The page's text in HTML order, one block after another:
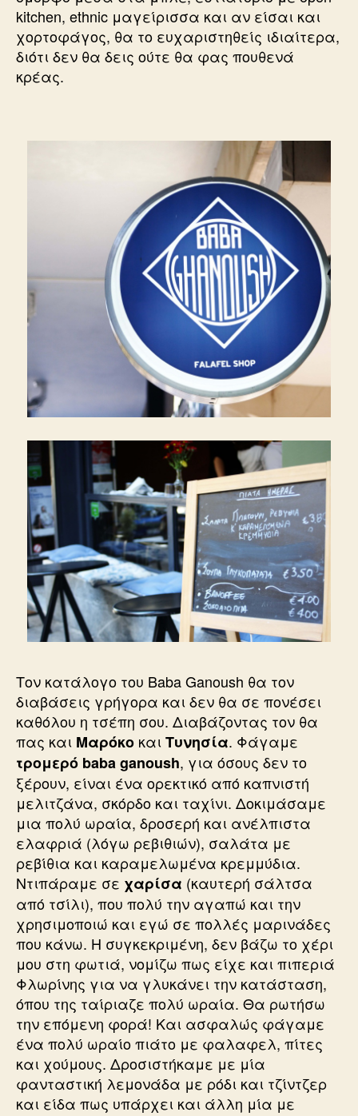
kitchen, ethnic μαγείρισσα και αν είσαι και
χορτοφάγος, θα το ευχαριστηθείς ιδιαίτερα,
διότι δεν θα δεις ούτε θα φας πουθενά
κρέας.
Τον κατάλογο του Baba Ganoush θα τον
διαβάσεις γρήγορα και δεν θα σε πονέσει
καθόλου η τσέπη σου. Διαβάζοντας τον θα
πας και Μαρόκο καιΤυνησία. Φάγαμε
τρομερό baba ganoush, για όσους δεν το
ξέρουν, είναι ένα ορεκτικό από καπνιστή
μελιτζάνα, σκόρδο και ταχίνι. Δοκιμάσαμε
μια πολύ ωραία, δροσερή και ανέλπιστα
ελαφριά (λόγω ρεβιθιών), σαλάτα με
ρεβίθια και καραμελωμένα κρεμμύδια.
Ντιπάραμε σε χαρίσα (καυτερή σάλτσα
από τσίλι), που πολύ την αγαπώ και την
χρησιμοποιώ και εγώ σε πολλές μαρινάδες
που κάνω. Η συγκεκριμένη, δεν βάζω το χέρι
μου στη φωτιά, νομίζω πως είχε και πιπεριά
Φλωρίνης για να γλυκάνει την κατάσταση,
όπου της ταίριαζε πολύ ωραία. Θα ρωτήσω
την επόμενη φορά! Και ασφαλώς φάγαμε
ένα πολύ ωραίο πιάτο με φαλαφελ, πίτες
και χούμους. Δροσιστήκαμε με μία
φανταστική λεμονάδα με ρόδι και τζίντζερ
και είδα πως υπάρχει και άλλη μία με